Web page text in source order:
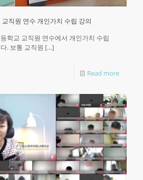
직원 연수 개인가치 수립 강의
학교 교직원 연수에서 개인가치 수립
. 보통 교직원 […]
Read more